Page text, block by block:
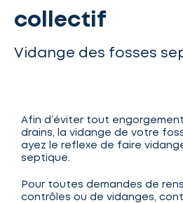
collectif
Vidange des fosses
Afin d’éviter tout
drains, la vidange de votre
ayez le reflexe de faire
septique.
Pour toutes demandes de
contrôles ou de vidanges,